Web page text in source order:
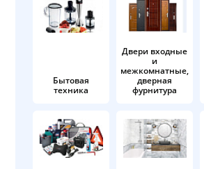
Бытовая
техника
Двери входные
и
межкомнатные,
дверная
фурнитура